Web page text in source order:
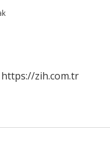
https://zih.com.tr